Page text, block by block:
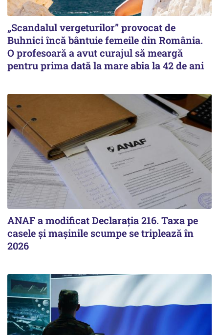
„Scandalul vergeturilor” provocat de
Buhnici încă bântuie femeile din România.
O profesoară a avut curajul să meargă
pentru prima dată la mare abia la 42 de ani
ANAF a modificat Declarația 216. Taxa pe
casele și mașinile scumpe se triplează în
2026